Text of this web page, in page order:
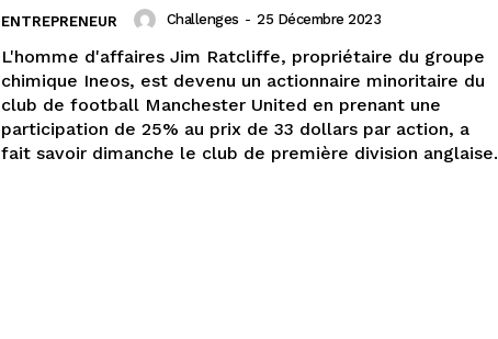
ENTREPRENEUR Challenges - 25 Décembre 2023
L'homme d'affaires Jim Ratcliffe, propriétaire du groupe
chimique Ineos, est devenu un actionnaire minoritaire du
club de football Manchester United en prenant une
participation de 25% au prix de 33 dollars par action, a
fait savoir dimanche le club de première division anglaise.